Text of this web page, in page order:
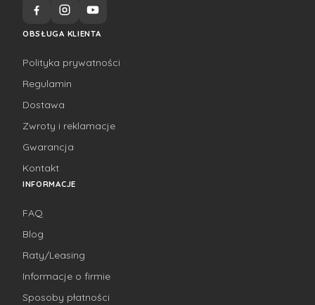
OBSŁUGA KLIENTA
Polityka prywatności
Regulamin
Dostawa
Zwroty i reklamacje
Gwarancja
Kontakt
INFORMACJE
FAQ
Blog
Raty/Leasing
Informacje o firmie
Sposoby płatności